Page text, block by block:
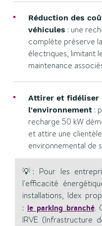
Réduction des
véhicules : une
complète préserve
électriques, limitant
maintenance
Attirer et fidéliser
l'environnement:
recharge 50 kW
et attire une
environnemental de
💡: Pour les
l'efficacité
installations, Idex
: le parking branché.
IRVE (Infrastructure